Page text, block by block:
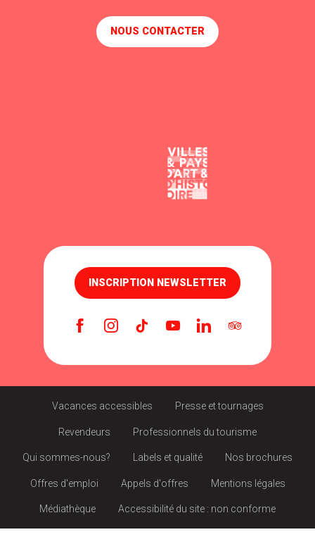
NOUS CONTACTER
INSCRIPTION NEWSLETTER
Vacances accessibles Presse et tournages
Revendeurs Professionnels du tourisme
Qui sommes-nous? Labels et qualité Nos brochures
Offres d'emploi Appels d'offres Mentions légales
Médiathèque Accessibilité du site : non conforme